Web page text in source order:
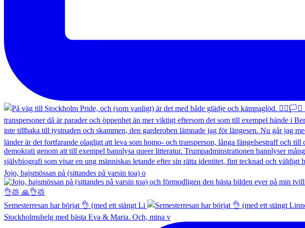
Jojo, bajsmössan på (sittandes på varsin toa) o
Semesterresan har börjat 👌 (med ett stängt Li
Stockholmshelg med bästa Eva & Maria. Och, mina v